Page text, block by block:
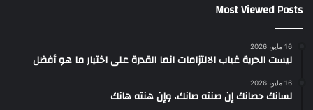
Most Viewed Posts
16 مايو، 2026
ليست الحرية غياب الالتزامات انما القدرة على اختيار ما هو أفضل
16 مايو، 2026
لسانك حصانك إن صنته صانك، وإن هنته هانك